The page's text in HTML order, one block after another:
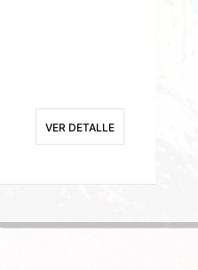
VER DETALLE